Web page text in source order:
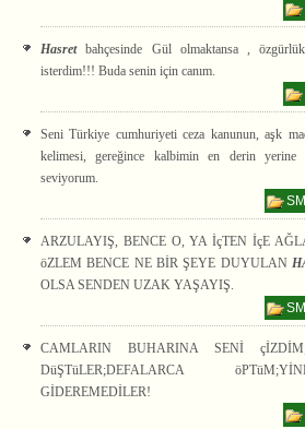
Hasretbahçesinde Gül olmaktansa ,
isterdim!!! Buda senin için canım.
Seni Türkiye cumhuriyeti ceza kanunun, aşk
kelimesi, gereğince kalbimin en derin yerine
seviyorum.
ARZULAYIŞ, BENCE O, YA İçTEN İçE
öZLEM BENCE NE BİR ŞEYE DUYULAN
OLSA SENDEN UZAK YAŞAYIŞ.
CAMLARIN BUHARINA SENİ
DüŞTüLER;DEFALARCA
GİDEREMEDİLER!